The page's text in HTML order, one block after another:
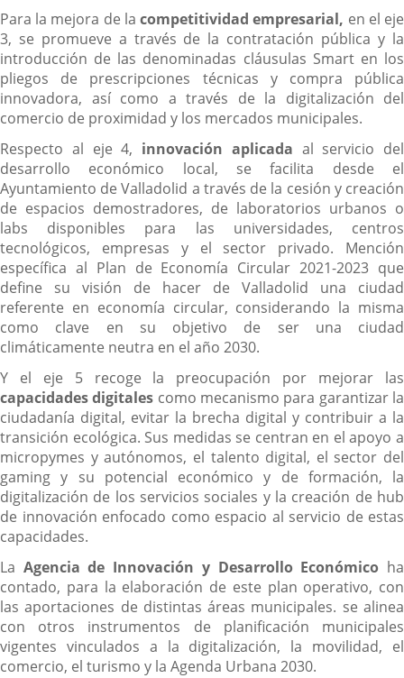
Para la mejora de lacompetitividad empresarial, en el eje
3, se promueve a través de la contratación pública y la
introducción de las denominadas cláusulas Smart en los
pliegos de prescripciones técnicas y compra pública
innovadora, así como a través de la digitalización del
comercio de proximidad y los mercados municipales.
Respecto al eje 4, innovación aplicada al servicio del
desarrollo económico local, se facilita desde el
Ayuntamiento de Valladolid a través de la cesión y creación
de espacios demostradores, de laboratorios urbanos o
labs disponibles para las universidades, centros
tecnológicos, empresas y el sector privado. Mención
específica al Plan de Economía Circular 2021-2023 que
define su visión de hacer de Valladolid una ciudad
referente en economía circular, considerando la misma
como clave en su objetivo de ser una ciudad
climáticamente neutra en el año 2030.
Y el eje 5 recoge la preocupación por mejorar las
capacidades digitales como mecanismo para garantizar la
ciudadanía digital, evitar la brecha digital y contribuir a la
transición ecológica. Sus medidas se centran en el apoyo a
micropymes y autónomos, el talento digital, el sector del
gaming y su potencial económico y de formación, la
digitalización de los servicios sociales y la creación de hub
de innovación enfocado como espacio al servicio de estas
capacidades.
La Agencia de Innovación y Desarrollo Económico ha
contado, para la elaboración de este plan operativo, con
las aportaciones de distintas áreas municipales. se alinea
con otros instrumentos de planificación municipales
vigentes vinculados a la digitalización, la movilidad, el
comercio, el turismo y la Agenda Urbana 2030.